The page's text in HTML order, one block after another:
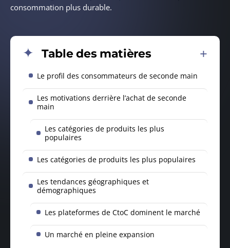
consommation plus durable.
Table des matières
Le profil des consommateurs de seconde main
Les motivations derrière l’achat de seconde
main
Les catégories de produits les plus
populaires
Les catégories de produits les plus populaires
Les tendances géographiques et
démographiques
Les plateformes de CtoC dominent le marché
Un marché en pleine expansion